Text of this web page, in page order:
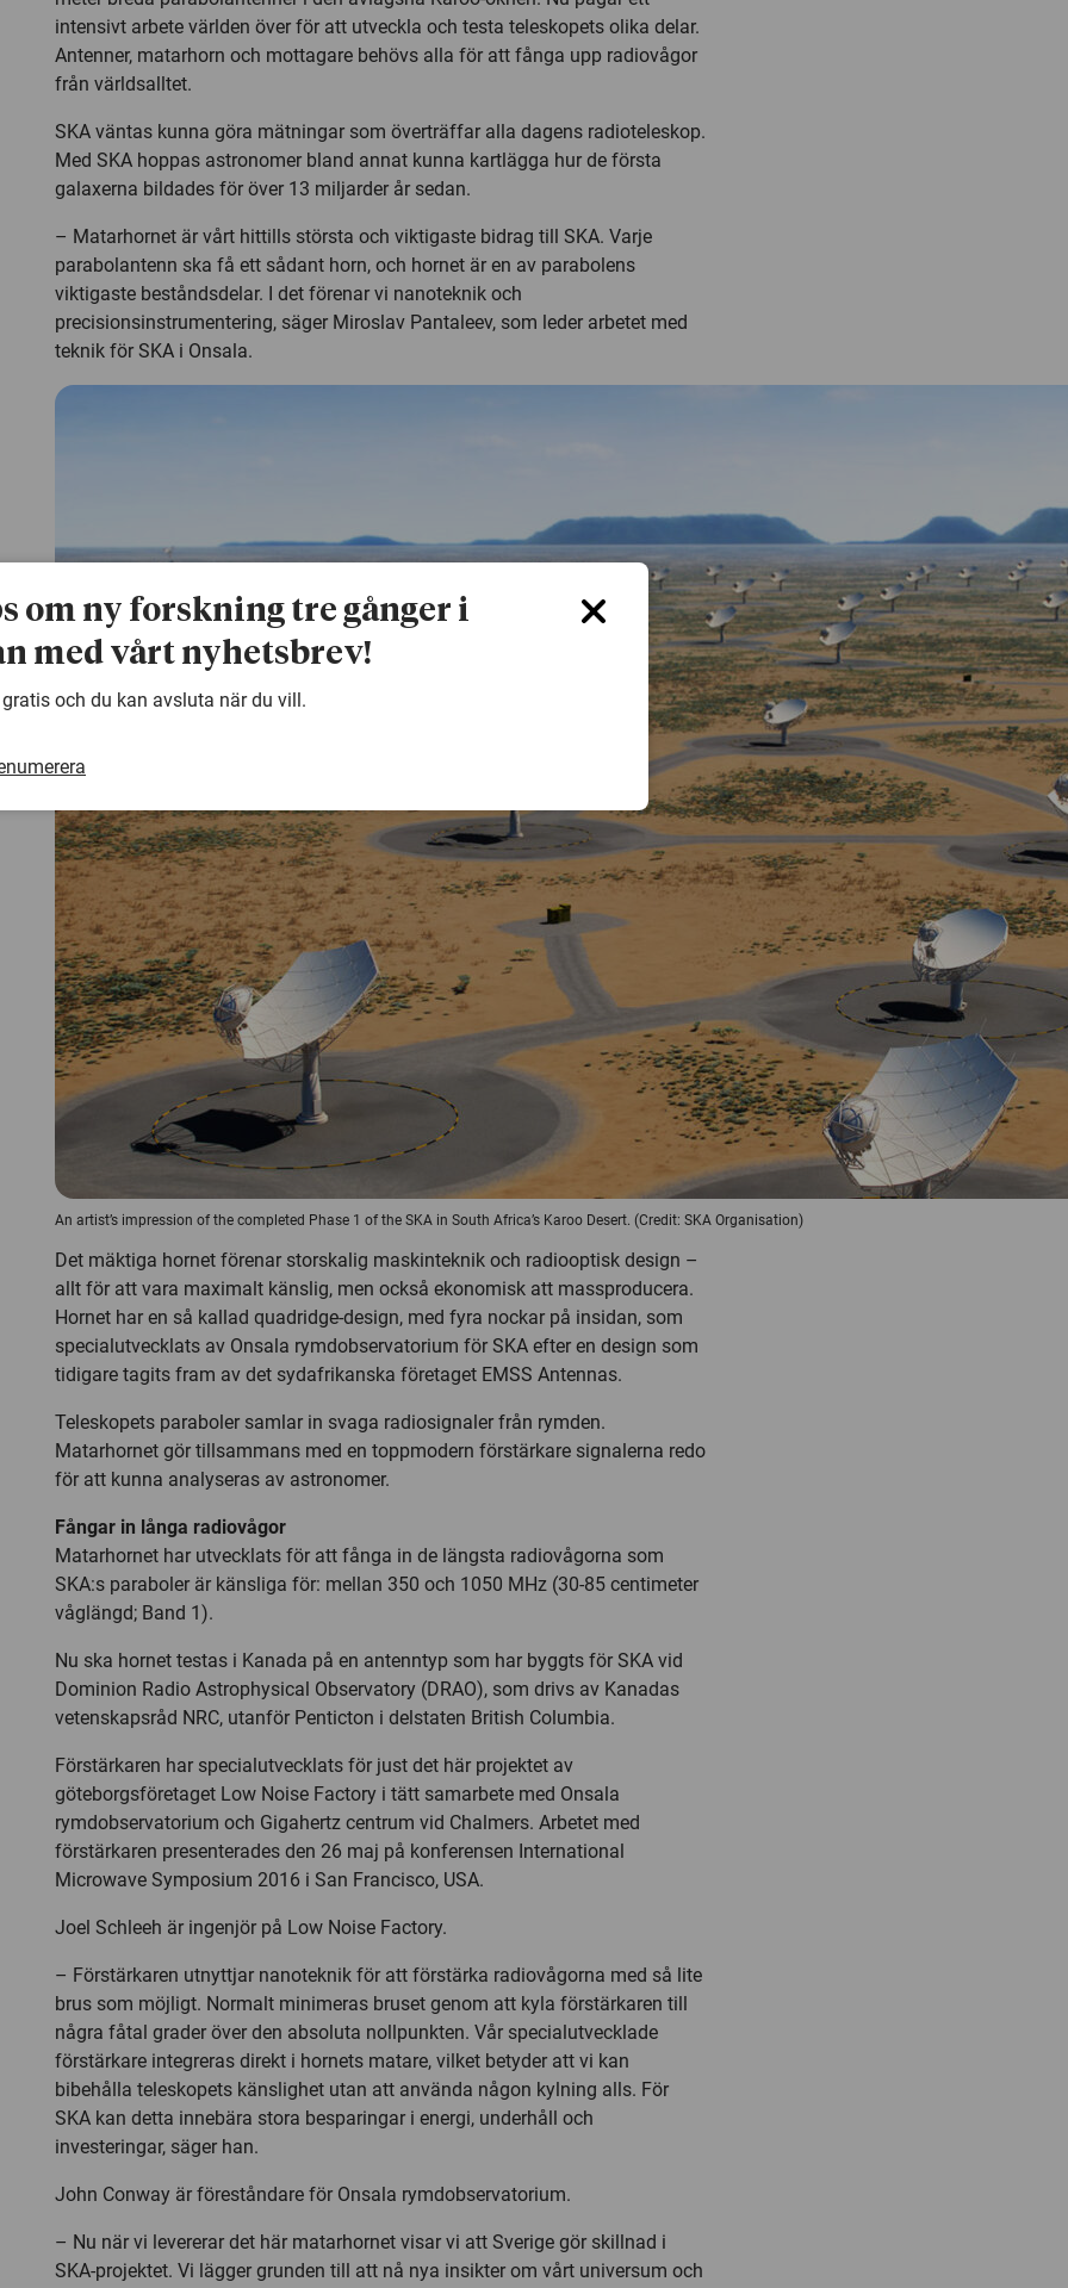
intensivt arbete världen över för att utveckla och testa teleskopets olika delar.
Antenner, matarhorn och mottagare behövs alla för att fånga upp radiovågor
från världsalltet.
SKA väntas kunna göra mätningar som överträffar alla dagens radioteleskop.
Med SKA hoppas astronomer bland annat kunna kartlägga hur de första
galaxerna bildades för över 13 miljarder år sedan.
– Matarhornet är vårt hittills största och viktigaste bidrag till SKA. Varje
parabolantenn ska få ett sådant horn, och hornet är en av parabolens
viktigaste beståndsdelar. I det förenar vi nanoteknik och
precisionsinstrumentering, säger Miroslav Pantaleev, som leder arbetet med
teknik för SKA i Onsala.
An artist’s impression of the completed Phase 1 of the SKA in South Africa’s Karoo Desert. (Credit: SKA Organisation)
Det mäktiga hornet förenar storskalig maskinteknik och radiooptisk design –
allt för att vara maximalt känslig, men också ekonomisk att massproducera.
Hornet har en så kallad quadridge-design, med fyra nockar på insidan, som
specialutvecklats av Onsala rymdobservatorium för SKA efter en design som
tidigare tagits fram av det sydafrikanska företaget EMSS Antennas.
Teleskopets paraboler samlar in svaga radiosignaler från rymden.
Matarhornet gör tillsammans med en toppmodern förstärkare signalerna redo
för att kunna analyseras av astronomer.
Fångar in långa radiovågor
Matarhornet har utvecklats för att fånga in de längsta radiovågorna som
SKA:s paraboler är känsliga för: mellan 350 och 1050 MHz (30-85 centimeter
våglängd; Band 1).
Nu ska hornet testas i Kanada på en antenntyp som har byggts för SKA vid
Dominion Radio Astrophysical Observatory (DRAO), som drivs av Kanadas
vetenskapsråd NRC, utanför Penticton i delstaten British Columbia.
Förstärkaren har specialutvecklats för just det här projektet av
göteborgsföretaget Low Noise Factory i tätt samarbete med Onsala
rymdobservatorium och Gigahertz centrum vid Chalmers. Arbetet med
förstärkaren presenterades den 26 maj på konferensen International
Microwave Symposium 2016 i San Francisco, USA.
Joel Schleeh är ingenjör på Low Noise Factory.
– Förstärkaren utnyttjar nanoteknik för att förstärka radiovågorna med så lite
brus som möjligt. Normalt minimeras bruset genom att kyla förstärkaren till
några fåtal grader över den absoluta nollpunkten. Vår specialutvecklade
förstärkare integreras direkt i hornets matare, vilket betyder att vi kan
bibehålla teleskopets känslighet utan att använda någon kylning alls. För
SKA kan detta innebära stora besparingar i energi, underhåll och
investeringar, säger han.
John Conway är föreståndare för Onsala rymdobservatorium.
– Nu när vi levererar det här matarhornet visar vi att Sverige gör skillnad i
SKA-projektet. Vi lägger grunden till att nå nya insikter om vårt universum och
om ny forskning tre gånger i
med vårt nyhetsbrev!
gratis och du kan avsluta när du vill.